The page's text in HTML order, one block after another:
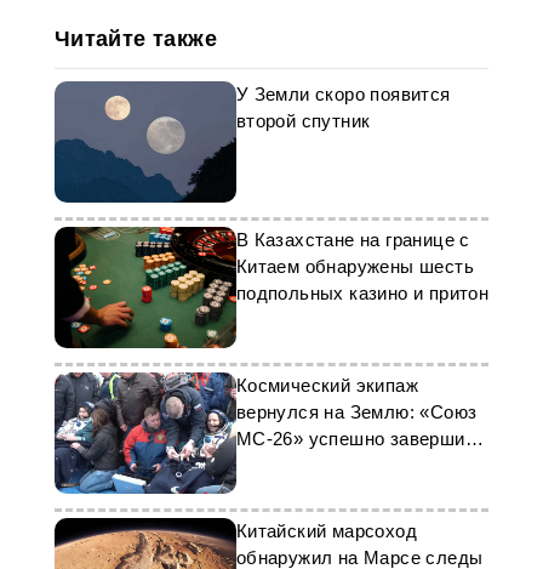
Читайте также
У Земли скоро появится
второй спутник
В Казахстане на границе с
Китаем обнаружены шесть
подпольных казино и притон
Космический экипаж
вернулся на Землю: «Союз
МС-26» успешно завершил
миссию
Китайский марсоход
обнаружил на Марсе следы